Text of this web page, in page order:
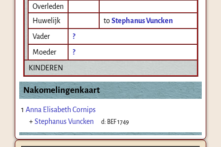
Overleden
Huwelijk
toStephanus Vuncken
Vader
?
Moeder
?
KINDEREN
Nakomelingenkaart
1 Anna Elisabeth Cornips
+Stephanus Vuncken d: BEF 1749